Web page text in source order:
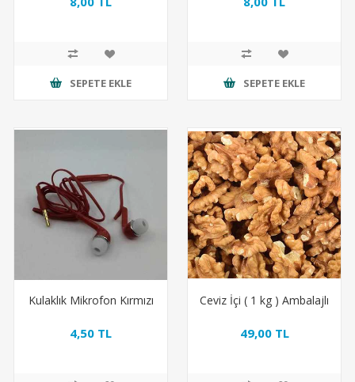
SEPETE EKLE SEPETE EKLE
Kulaklık Mikrofon Kırmızı
4,50 TL
Ceviz İçi ( 1 kg ) Ambalajlı
49,00 TL